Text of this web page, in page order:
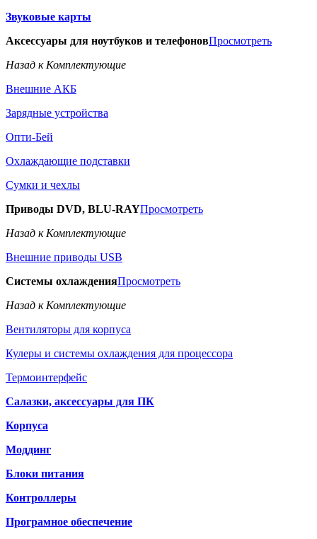
Звуковые карты
Аксессуары для ноутбуков и телефоновПросмотреть
Назад к Комплектующие
Внешние АКБ
Зарядные устройства
Опти-Бей
Охлаждающие подставки
Сумки и чехлы
Приводы DVD, BLU-RAYПросмотреть
Назад к Комплектующие
Внешние приводы USB
Системы охлажденияПросмотреть
Назад к Комплектующие
Вентиляторы для корпуса
Кулеры и системы охлаждения для процессора
Термоинтерфейс
Салазки, аксессуары для ПК
Корпуса
Моддинг
Блоки питания
Контроллеры
Програмное обеспечение